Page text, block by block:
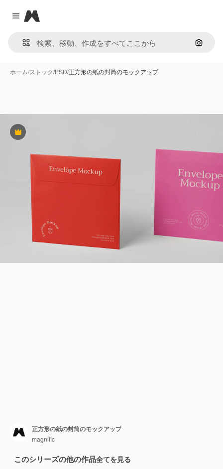
Close menu
Magnific
画像で
ホーム/ストック/PSD/正方形の紙の封筒のモックアップ
Premium
正方形の紙の封筒のモックアップ
magnific
このシリーズの他の作品全てを見る